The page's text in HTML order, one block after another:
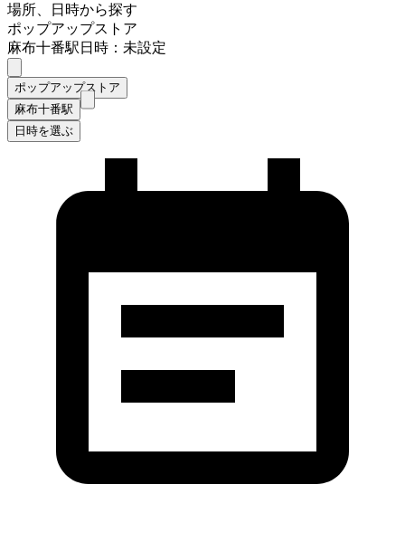
場所、日時から探す
ポップアップストア
麻布十番駅日時：未設定
ポップアップストア
麻布十番駅
日時を選ぶ